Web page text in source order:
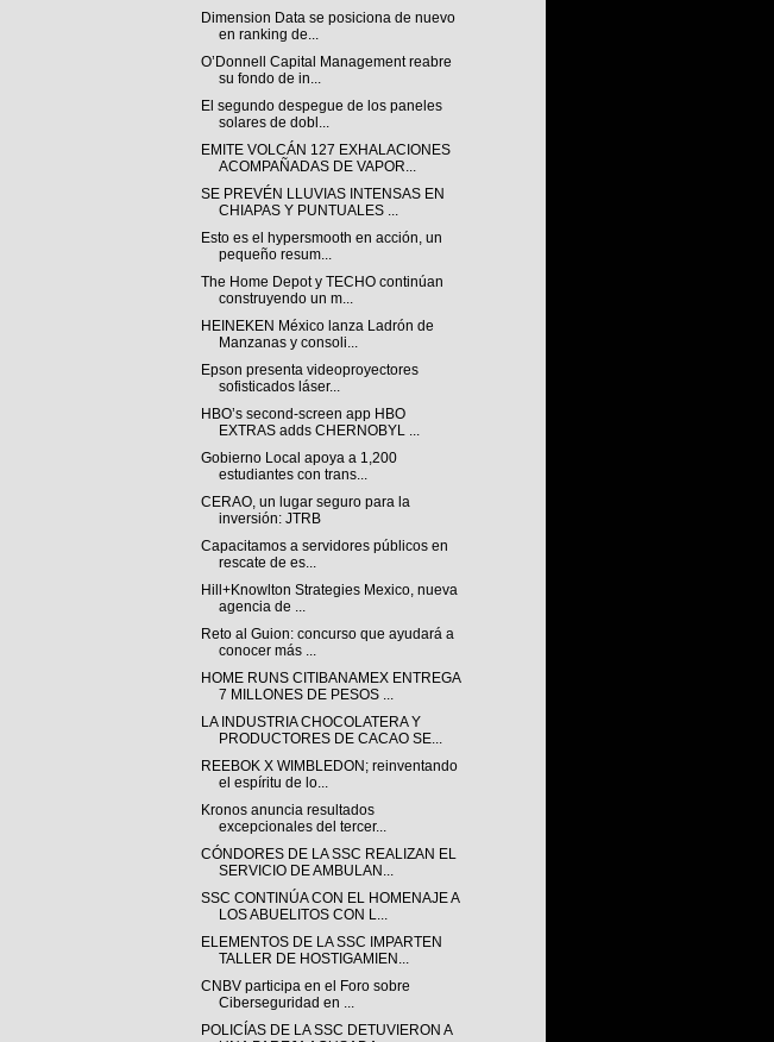
Dimension Data se posiciona de nuevo
en ranking de...
O’Donnell Capital Management reabre
su fondo de in...
El segundo despegue de los paneles
solares de dobl...
EMITE VOLCÁN 127 EXHALACIONES
ACOMPAÑADAS DE VAPOR...
SE PREVÉN LLUVIAS INTENSAS EN
CHIAPAS Y PUNTUALES ...
Esto es el hypersmooth en acción, un
pequeño resum...
The Home Depot y TECHO continúan
construyendo un m...
HEINEKEN México lanza Ladrón de
Manzanas y consoli...
Epson presenta videoproyectores
sofisticados láser...
HBO’s second-screen app HBO
EXTRAS adds CHERNOBYL ...
Gobierno Local apoya a 1,200
estudiantes con trans...
CERAO, un lugar seguro para la
inversión: JTRB
Capacitamos a servidores públicos en
rescate de es...
Hill+Knowlton Strategies Mexico, nueva
agencia de ...
Reto al Guion: concurso que ayudará a
conocer más ...
HOME RUNS CITIBANAMEX ENTREGA
7 MILLONES DE PESOS ...
LA INDUSTRIA CHOCOLATERA Y
PRODUCTORES DE CACAO SE...
REEBOK X WIMBLEDON; reinventando
el espíritu de lo...
Kronos anuncia resultados
excepcionales del tercer...
CÓNDORES DE LA SSC REALIZAN EL
SERVICIO DE AMBULAN...
SSC CONTINÚA CON EL HOMENAJE A
LOS ABUELITOS CON L...
ELEMENTOS DE LA SSC IMPARTEN
TALLER DE HOSTIGAMIEN...
CNBV participa en el Foro sobre
Ciberseguridad en ...
POLICÍAS DE LA SSC DETUVIERON A